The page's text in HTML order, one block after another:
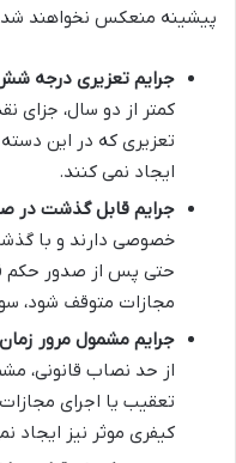
پیشینه منعکس نخواهند
جرایم تعزیری درجه
کمتر از دو سال، جزای
تعزیری که در این دسته
ایجاد نمی کنند.
جرایم قابل گذشت در
خصوصی دارند و با
حتی پس از صدور حکم
مجازات متوقف شود،
جرایم مشمول مرور
از حد نصاب قانونی،
تعقیب یا اجرای
کیفری موثر نیز ایجاد